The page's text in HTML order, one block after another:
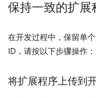
保持一致的扩展
在开发过程中，保留单
ID，请按以下步骤操作：
将扩展程序上传到